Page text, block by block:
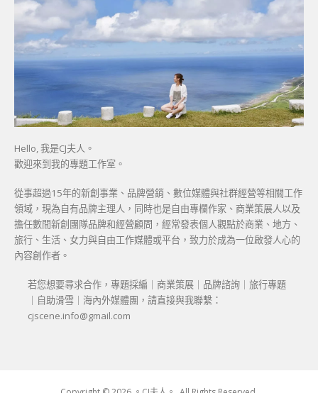
Hello, 我是CJ夫人。
歡迎來到我的專題工作室。
從事超過15年的新創事業、品牌營銷、數位媒體與社群經營等相關工作
領域，現為自有品牌主理人，同時也是自由專欄作家、商業策展人以及
擔任數間新創團隊品牌和經營顧問，經常發表個人觀點於商業、地方、
旅行、生活、女力與自由工作媒體或平台，致力於成為一位啟發人心的
內容創作者。
若您想要尋求合作，專題採編｜商業策展｜品牌諮詢｜旅行專題
｜自助滑雪｜海內外媒體團，請直接與我聯繫：
cjscene.info@gmail.com